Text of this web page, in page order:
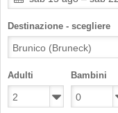
Destinazione - scegliere
Adulti Bambini